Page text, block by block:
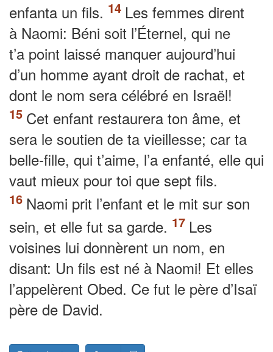
enfanta un fils.
Les femmes dirent
à Naomi: Béni soit l’Éternel, qui ne
t’a point laissé manquer aujourd’hui
d’un homme ayant droit de rachat, et
dont le nom sera célébré en Israël!
Cet enfant restaurera ton âme, et
sera le soutien de ta vieillesse; car ta
belle-fille, qui t’aime, l’a enfanté, elle qui
vaut mieux pour toi que sept fils.
Naomi prit l’enfant et le mit sur son
sein, et elle fut sa garde.
Les
voisines lui donnèrent un nom, en
disant: Un fils est né à Naomi! Et elles
l’appelèrent Obed. Ce fut le père d’Isaï
père de David.